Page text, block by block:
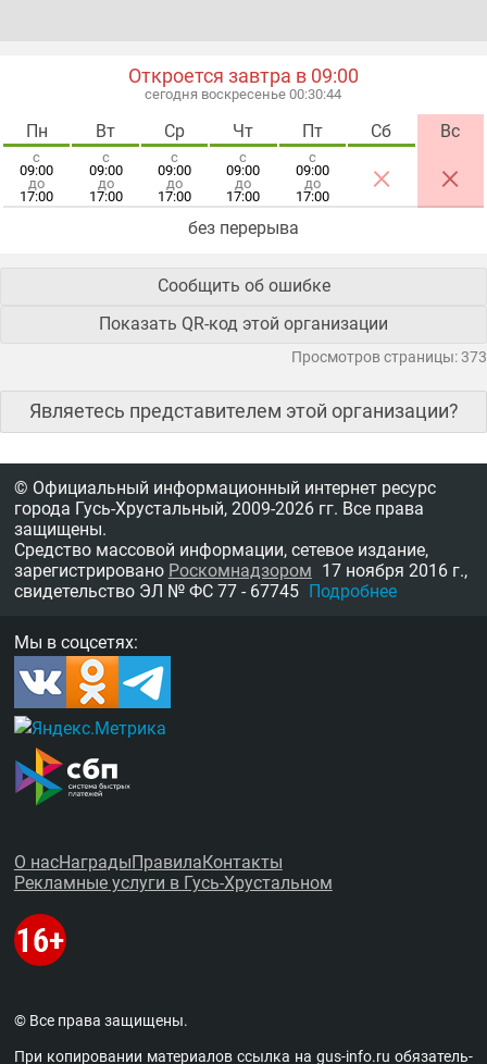
Откроется завтра в 09:00
сегодня воскресенье 00:30:45
Пн
с
09:00
до
17:00
Вт
с
09:00
до
17:00
Ср
с
09:00
до
17:00
Чт
с
09:00
до
17:00
Пт
с
09:00
до
17:00
Сб
×
Вс
×
без перерыва
Сообщить об ошибке
Показать QR-код этой организации
Просмотров страницы: 373
Являетесь представителем этой организации?
© Официальный информационный интернет ресурс
города Гусь-Хрустальный, 2009-2026 гг. Все права
защищены.
Средство массовой информации, сетевое издание,
зарегистрировано Роскомнадзором 17 ноября 2016 г.,
свидетельство ЭЛ № ФС 77 - 67745 Подробнее
Мы в соцсетях:
О насНаградыПравилаКонтакты
Рекламные услуги в Гусь-Хрустальном
© Все права защищены.
При копировании материалов ссыл­ка наgus-info.ru обя­за­тель­